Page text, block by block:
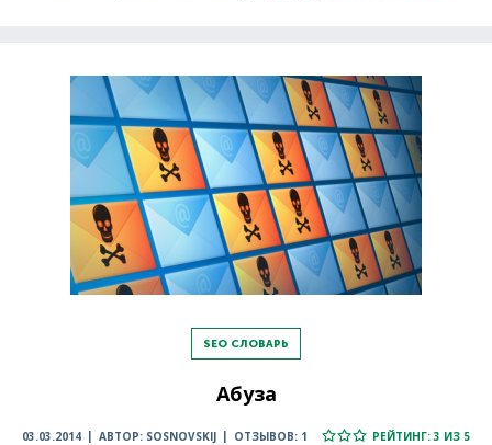
SEO СЛОВАРЬ
Абуза
03.03.2014 АВТОР: SOSNOVSKIJ ОТЗЫВОВ: 1 РЕЙТИНГ: 3 ИЗ 5